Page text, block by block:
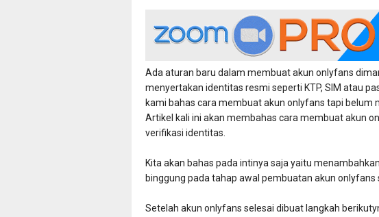
Ada aturan baru dalam membuat akun onlyfans
menyertakan identitas resmi seperti KTP, SIM atau
kami bahas cara membuat akun onlyfans tapi belum
Artikel kali ini akan membahas cara membuat akun
verifikasi identitas.
Kita akan bahas pada intinya saja yaitu
binggung pada tahap awal pembuatan akun onlyfans
Setelah akun onlyfans selesai dibuat langkah